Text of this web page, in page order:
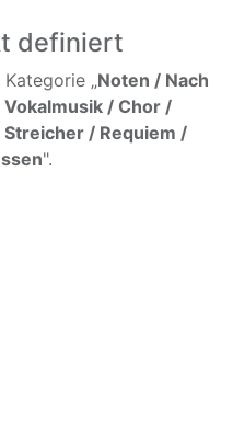
definiert
„Noten / Nach
/ Chor /
/ Requiem /
".